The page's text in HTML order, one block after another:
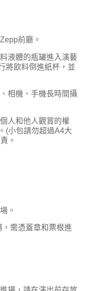
前廳。
液體的瓶罐進入演藝
將飲料倒進紙杯，並
相機、手機長時間攝
人和他人觀賞的權
(小包請勿超過A4大
。
。
需憑蓋章和票根進